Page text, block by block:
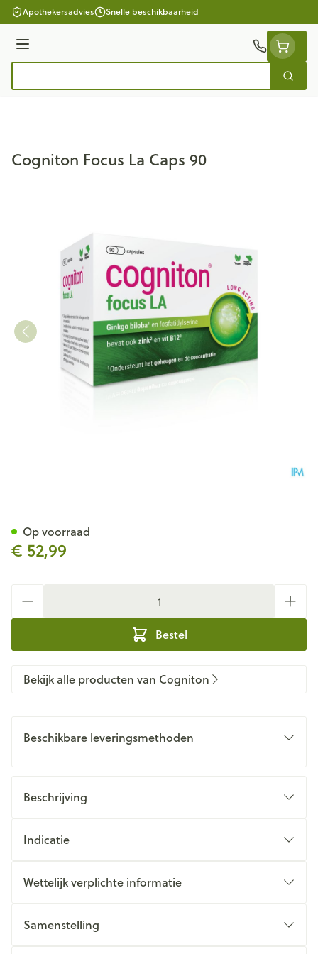
Ga naar de inhoud
Apothekersadvies Snelle beschikbaarheid
Menu
Zoek
Cogniton Focus La Caps 90
€ 52,99
Bestel
Op voorraad
Bekijk alle producten van Cogniton
Beschikbare leveringsmethoden
Beschrijving
Indicatie
Wettelijk verplichte informatie
Samenstelling